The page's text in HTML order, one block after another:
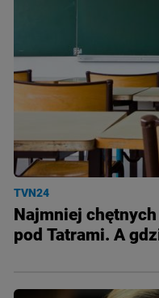
TVN24
Najmniej
pod Tatrami. A